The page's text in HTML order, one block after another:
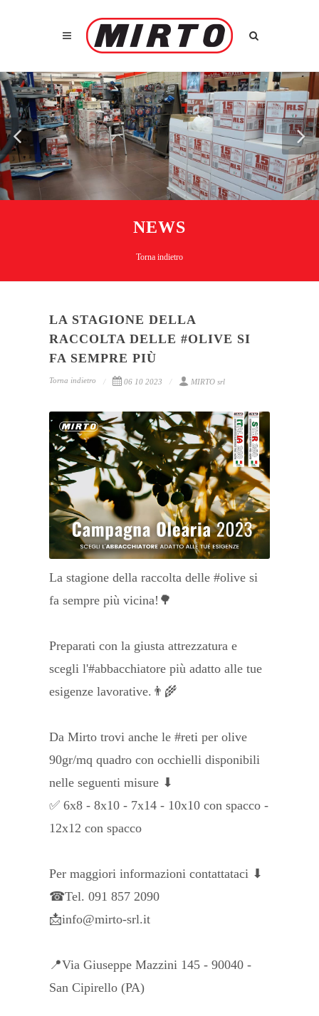
NEWS
Torna indietro
LA STAGIONE DELLA
RACCOLTA DELLE #OLIVE SI
FA SEMPRE PIÙ
Torna indietro 06 10 2023 MIRTO srl
La stagione della raccolta delle #olive si
fa sempre più vicina!🌳
Preparati con la giusta attrezzatura e
scegli l'#abbacchiatore più adatto alle tue
esigenze lavorative.👨‍🌾
Da Mirto trovi anche le #reti per olive
90gr/mq quadro con occhielli disponibili
nelle seguenti misure ⬇
✅ 6x8 - 8x10 - 7x14 - 10x10 con spacco -
12x12 con spacco
Per maggiori informazioni contattataci ⬇
☎Tel. 091 857 2090
📩info@mirto-srl.it
📍Via Giuseppe Mazzini 145 - 90040 -
San Cipirello (PA)